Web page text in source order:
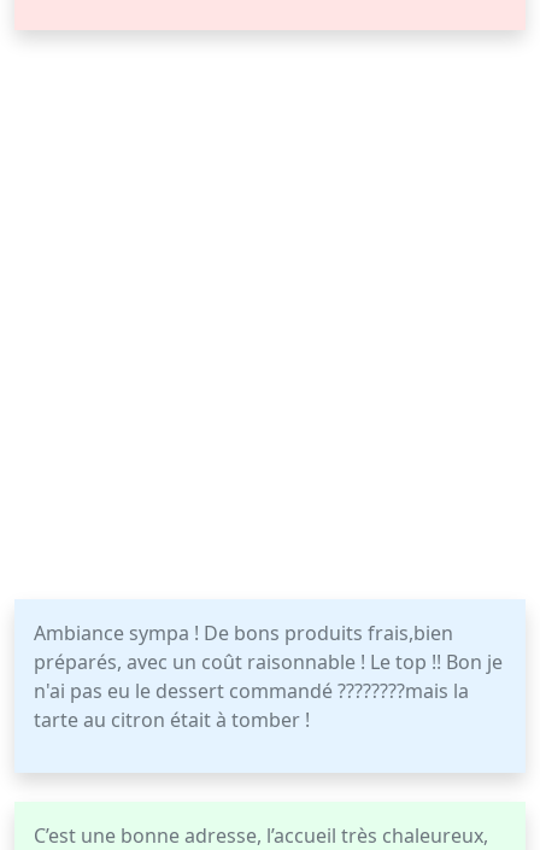
Ambiance sympa ! De bons produits frais,bien
préparés, avec un coût raisonnable ! Le top !! Bon je
n'ai pas eu le dessert commandé ????????mais la
tarte au citron était à tomber !
C’est une bonne adresse, l’accueil très chaleureux,